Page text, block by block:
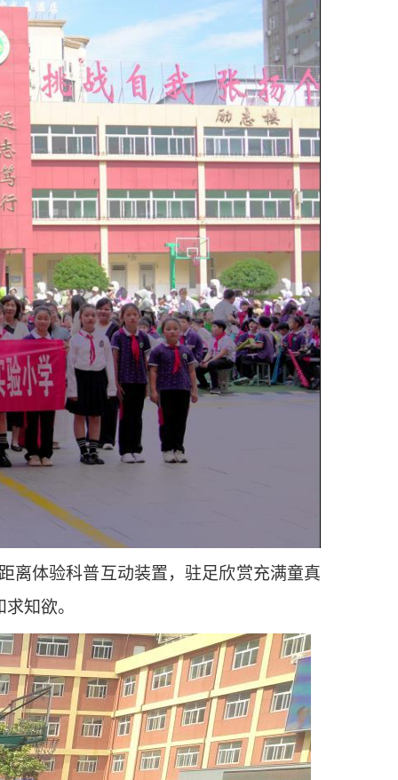
离体验科普互动装置，驻足欣赏充满童真
知欲。